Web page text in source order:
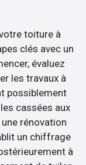
toiture à
clés avec un
évaluez
les travaux à
possiblement
cassées aux
rénovation
un chiffrage
à